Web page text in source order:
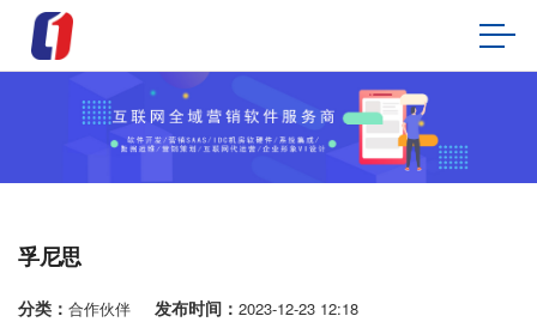
孚尼思
分类： 合作伙伴 发布时间： 2023-12-23 12:18